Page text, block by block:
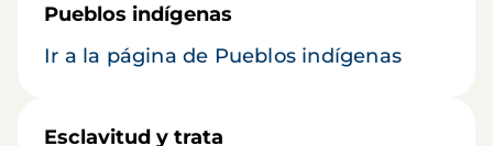
Pueblos indígenas
Ir a la página de Pueblos indígenas
Esclavitud y trata